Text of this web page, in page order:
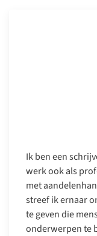
Ik ben een
werk ook als
met
streef ik ernaar
te geven die
onderwerpen te